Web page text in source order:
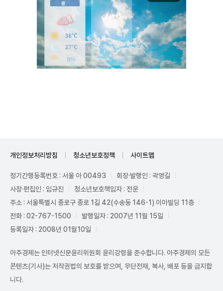
개인정보처리방침 청소년보호정책 사이트맵
정기간행등록번호 : 서울 아 00493
회장·발행인 : 곽영길
사장·편집인 : 임규진
청소년보호책임자 : 전운
주소 : 서울특별시 종로구 종로 1길 42(수송동 146-1) 이마빌딩 11층
전화 : 02-767-1500
발행일자 : 2007년 11월 15일
등록일자 : 2008년 01월10일
아주경제는 인터넷신문윤리위원회 윤리강령을 준수합니다. 아주경제의 모든
콘텐츠(기사)는 저작권법의 보호를 받으며, 무단전재, 복사, 배포 등을 금지합
니다.